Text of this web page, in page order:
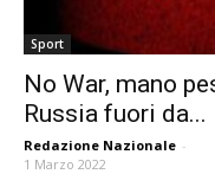
Sport
No War, mano
Russia fuori da...
Redazione Nazionale -
1 Marzo 2022